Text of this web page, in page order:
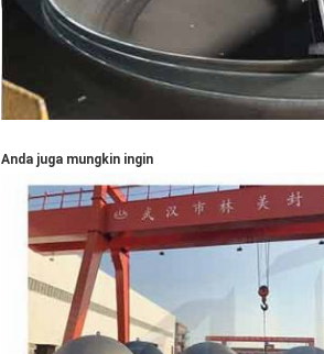
Anda juga mungkin ingin